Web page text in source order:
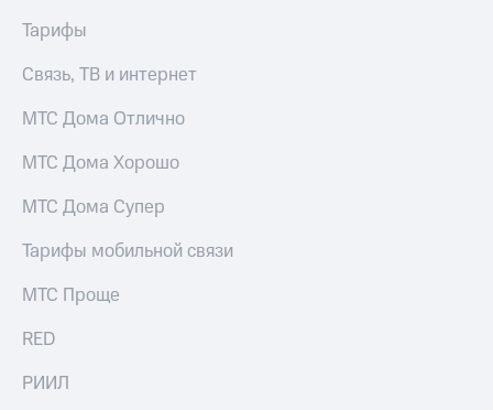
Тарифы
Связь, ТВ и интернет
МТС Дома Отлично
МТС Дома Хорошо
МТС Дома Супер
Тарифы мобильной связи
МТС Проще
RED
РИИЛ